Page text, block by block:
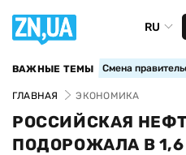
RU
ВАЖНЫЕ ТЕМЫ Смена
ГЛАВНАЯ ЭКОНОМИКА
РОССИЙСКАЯ
ПОДОРОЖАЛА В 1,6